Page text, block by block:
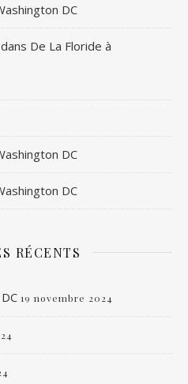
DC
dans De La Floride à
DC
DC
RÉCENTS
19 novembre 2024